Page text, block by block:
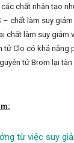
chất nhân tạo
– chất làm suy
chất làm suy giảm
tử Clo có khả năng
tử Brom lại
từ việc suy